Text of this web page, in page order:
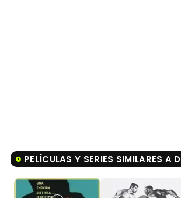
PELÍCULAS Y SERIES SIMILARES A DOS